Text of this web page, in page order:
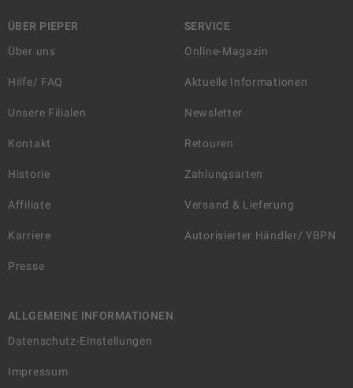
ÜBER PIEPER
Über uns
Hilfe/ FAQ
Unsere Filialen
Kontakt
Historie
Affiliate
Karriere
Presse
SERVICE
Online-Magazin
Aktuelle Informationen
Newsletter
Retouren
Zahlungsarten
Versand & Lieferung
Autorisierter Händler/ YBPN
ALLGEMEINE INFORMATIONEN
Datenschutz-Einstellungen
Impressum